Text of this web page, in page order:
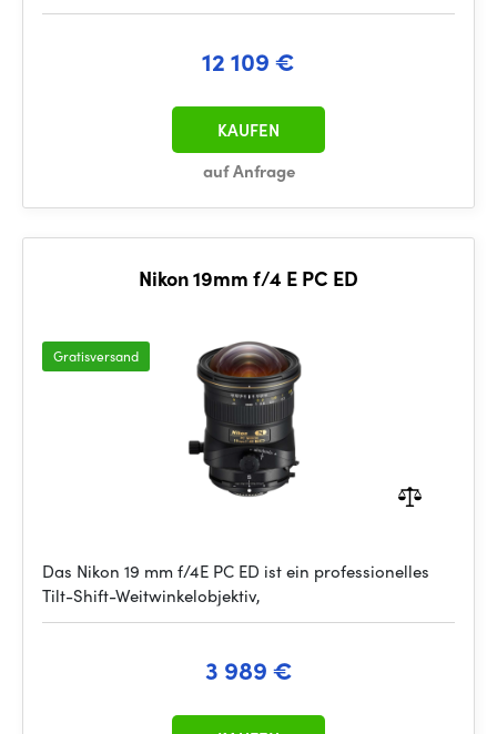
12 109 €
auf Anfrage
KAUFEN
Nikon 19mm f/4 E PC ED
Gratisversand
Das Nikon 19 mm f/4E PC ED ist ein professionelles
Tilt-Shift-Weitwinkelobjektiv,
3 989 €